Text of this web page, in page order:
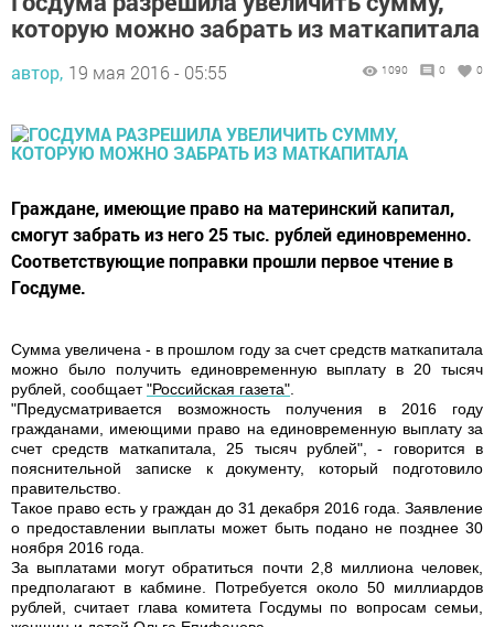
которую можно забрать из маткапитала
автор, 19 мая 2016 - 05:55 1090 0 0
Граждане, имеющие право на материнский капитал,
смогут забрать из него 25 тыс. рублей единовременно.
Соответствующие поправки прошли первое чтение в
Госдуме.
Сумма увеличена - в прошлом году за счет средств маткапитала
можно было получить единовременную выплату в 20 тысяч
рублей, сообщает"Российская газета"
"Предусматривается возможность получения в 2016 году
гражданами, имеющими право на единовременную выплату за
счет средств маткапитала, 25 тысяч рублей", - говорится в
пояснительной записке к документу, который подготовило
правительство.
Такое право есть у граждан до 31 декабря 2016 года. Заявление
о предоставлении выплаты может быть подано не позднее 30
ноября 2016 года.
За выплатами могут обратиться почти 2,8 миллиона человек,
предполагают в кабмине. Потребуется около 50 миллиардов
рублей, считает глава комитета Госдумы по вопросам семьи,